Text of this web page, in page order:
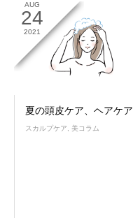
AUG
24
2021
夏の頭皮ケア、ヘアケア
スカルプケア 美コラム